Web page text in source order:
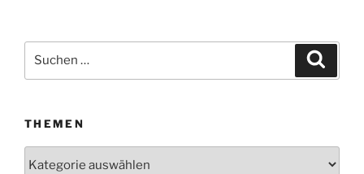
Suchen
THEMEN